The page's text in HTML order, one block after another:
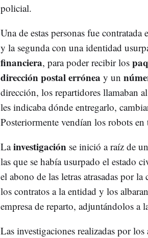
policial.
Una de estas personas fue
y la segunda con una identidad
financiera, para poder recibir los
dirección postal errónea y un
dirección, los repartidores llamaban
les indicaba dónde entregarlo,
Posteriormente vendían los robots en
Lainvestigación se inició a raíz de
las que se había usurpado el estado
el abono de las letras atrasadas por
los contratos a la entidad y los
empresa de reparto, adjuntándolos a
Las investigaciones realizadas por los